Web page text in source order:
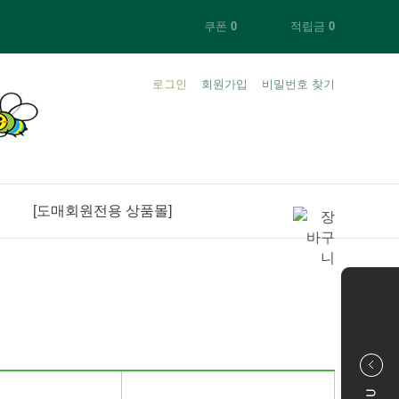
적립금 0
쿠폰 0
비밀번호 찾기
회원가입
로그인
[도매회원전용 상품몰]